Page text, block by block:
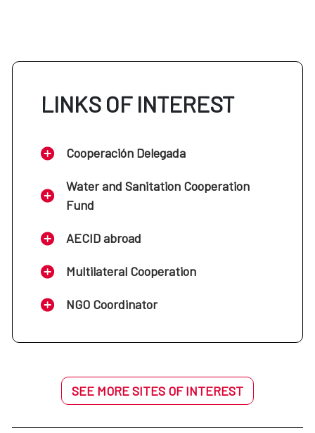
LINKS OF INTEREST
Cooperación Delegada
Water and Sanitation Cooperation
Fund
AECID abroad
Multilateral Cooperation
NGO Coordinator
SEE MORE SITES OF INTEREST